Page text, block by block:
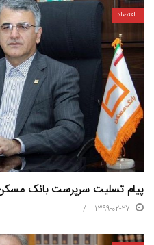
اقتصاد
پیام تسلیت سرپرست بانک مسکن
1399-02-27